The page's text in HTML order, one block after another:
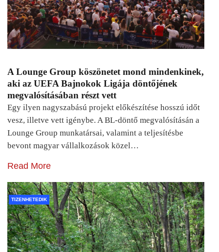
A Lounge Group köszönetet mond mindenkinek,
aki az UEFA Bajnokok Ligája döntőjének
megvalósításában részt vett
Egy ilyen nagyszabású projekt előkészítése hosszú időt
vesz, illetve vett igénybe. A BL-döntő megvalósításán a
Lounge Group munkatársai, valamint a teljesítésbe
bevont magyar vállalkozások közel…
Read More
TIZENHETEDIK